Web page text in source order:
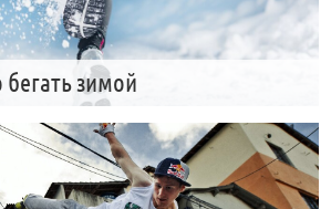
зимой